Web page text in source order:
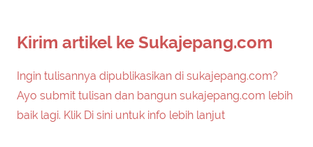
Kirim artikel ke Sukajepang.com
Ingin tulisannya dipublikasikan di sukajepang.com?
Ayo submit tulisan dan bangun sukajepang.com lebih
baik lagi. Klik Di sini untuk info lebih lanjut